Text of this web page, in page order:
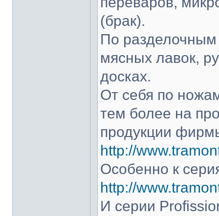
(брак).
По разделочным
мясных лавок,
досках.
От себя по
тем более на
продукции
http://
Особенно к
http://
И серии